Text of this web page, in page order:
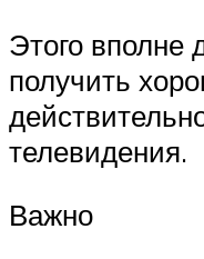
Этого вполне
получить
телевидения.
Важно